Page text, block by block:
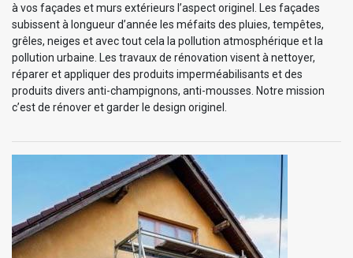
à vos façades et murs extérieurs l’aspect originel. Les façades
subissent à longueur d’année les méfaits des pluies, tempêtes,
grêles, neiges et avec tout cela la pollution atmosphérique et la
pollution urbaine. Les travaux de rénovation visent à nettoyer,
réparer et appliquer des produits imperméabilisants et des
produits divers anti-champignons, anti-mousses. Notre mission
c’est de rénover et garder le design originel.